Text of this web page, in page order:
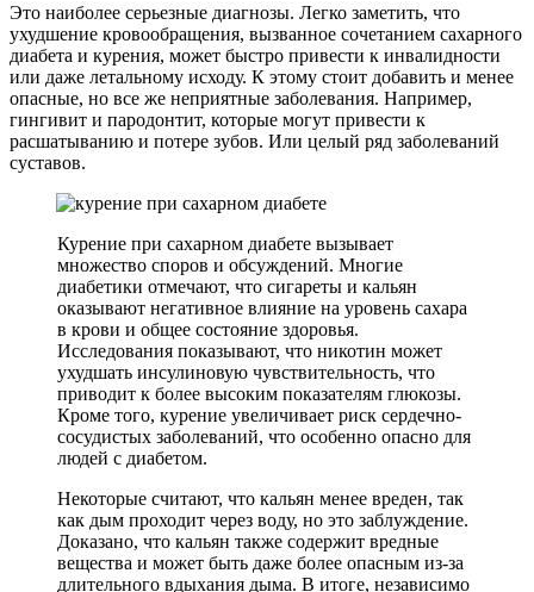
Это наиболее серьезные диагнозы. Легко заметить, что
ухудшение кровообращения, вызванное сочетанием сахарного
диабета и курения, может быстро привести к инвалидности
или даже летальному исходу. К этому стоит добавить и менее
опасные, но все же неприятные заболевания. Например,
гингивит и пародонтит, которые могут привести к
расшатыванию и потере зубов. Или целый ряд заболеваний
суставов.
Курение при сахарном диабете вызывает
множество споров и обсуждений. Многие
диабетики отмечают, что сигареты и кальян
оказывают негативное влияние на уровень сахара
в крови и общее состояние здоровья.
Исследования показывают, что никотин может
ухудшать инсулиновую чувствительность, что
приводит к более высоким показателям глюкозы.
Кроме того, курение увеличивает риск сердечно-
сосудистых заболеваний, что особенно опасно для
людей с диабетом.
Некоторые считают, что кальян менее вреден, так
как дым проходит через воду, но это заблуждение.
Доказано, что кальян также содержит вредные
вещества и может быть даже более опасным из-за
длительного вдыхания дыма. В итоге, независимо